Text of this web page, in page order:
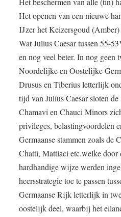
Het openen van een nieuwe
IJzer het Keizersgoud
Wat Julius Caesar tussen 55-
en nog veel beter. In nog
Noordelijke en Oostelijke
Drusus en Tiberius letterlijk
tijd van Julius Caesar sloten
Chamavi en Chauci Minors
privileges, belastingvoordelen
Germaanse stammen zoals de
Chatti, Mattiaci etc.welke door
hardhandige wijze werden
heersstrategie toe te passen
Germaanse Rijk letterlijk in
oostelijk deel, waarbij het